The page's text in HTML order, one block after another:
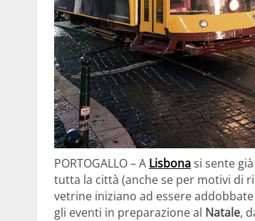
PORTOGALLO – A Lisbonasi sente
tutta la città (anche se per motivi di
vetrine iniziano ad essere
gli eventi in preparazione al Natale,